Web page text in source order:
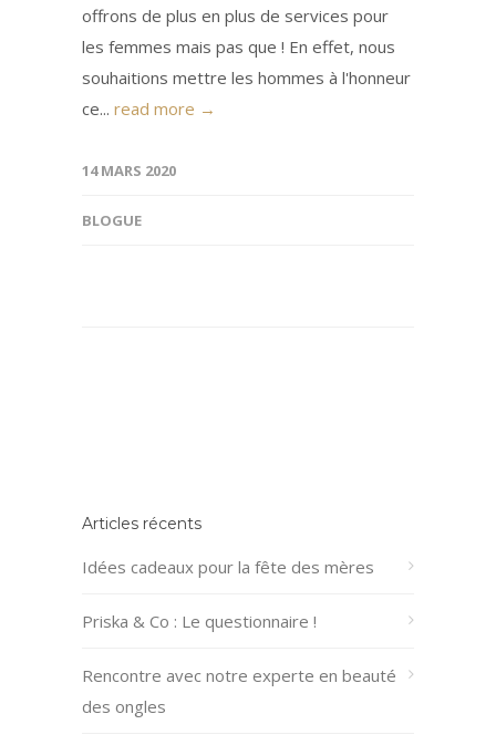
offrons de plus en plus de services pour
les femmes mais pas que ! En effet, nous
souhaitions mettre les hommes à l'honneur
ce... read more →
14 MARS 2020
BLOGUE
Articles récents
Idées cadeaux pour la fête des mères
Priska & Co : Le questionnaire !
Rencontre avec notre experte en beauté
des ongles